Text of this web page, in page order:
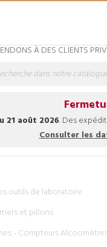
À DES CLIENTS
21 août 2026. Des
Consulter les
outils de laboratoire
et pillons
- Compteurs